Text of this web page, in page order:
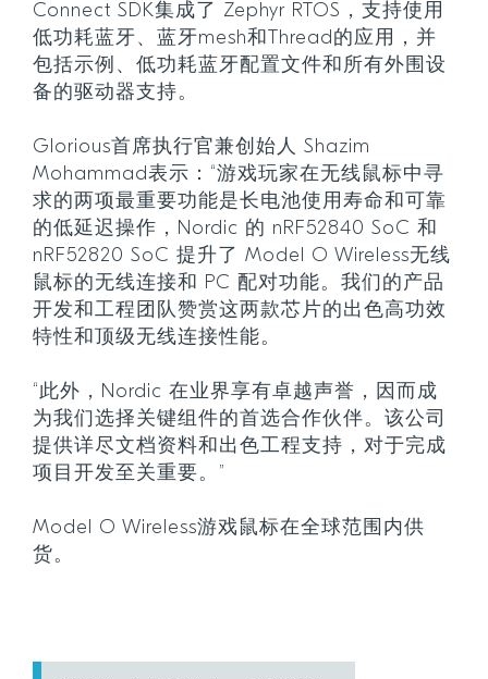
Connect SDK集成了 Zephyr RTOS，支持使用
低功耗蓝牙、蓝牙mesh和Thread的应用，并
包括示例、低功耗蓝牙配置文件和所有外围设
备的驱动器支持。
Glorious首席执行官兼创始人 Shazim
Mohammad表示：“游戏玩家在无线鼠标中寻
求的两项最重要功能是长电池使用寿命和可靠
的低延迟操作，Nordic 的 nRF52840 SoC 和
nRF52820 SoC 提升了 Model O Wireless无线
鼠标的无线连接和 PC 配对功能。我们的产品
开发和工程团队赞赏这两款芯片的出色高功效
特性和顶级无线连接性能。
“此外，Nordic 在业界享有卓越声誉，因而成
为我们选择关键组件的首选合作伙伴。该公司
提供详尽文档资料和出色工程支持，对于完成
项目开发至关重要。”
Model O Wireless游戏鼠标在全球范围内供
货。